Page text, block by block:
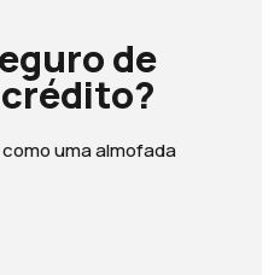
de
uma almofada